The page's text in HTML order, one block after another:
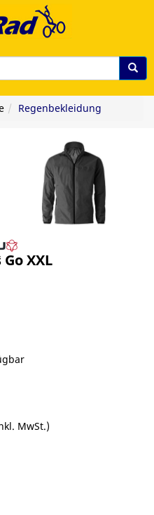
Regenbekleidung
XXL
MwSt.)